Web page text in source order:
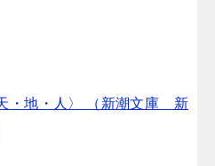
・地・人〉 （新潮文庫 新